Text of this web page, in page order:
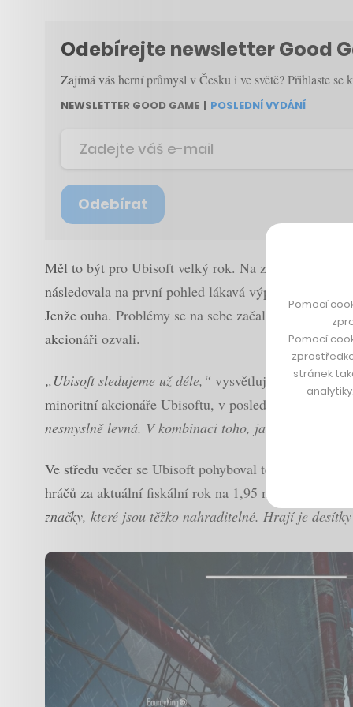
Odebírejte newsletter Good
Zajímá vás herní průmysl v Česku i ve světě? Přihlaste se
NEWSLETTER GOOD GAME | POSLEDNÍ VYDÁNÍ
Odebírat
Měl to být pro Ubisoft velký rok. Na začátku jedno
následovala na první pohled lákavá výprava mezi
Jenže ouha. Problémy se na sebe začaly kupit,
akcionáři ozvali.
„Ubisoft sledujeme už déle,“ vysvětluje pro
minoritní akcionáře Ubisoftu, v posledních dnech
nesmyslně levná. V kombinaci toho, jaké má hry,
Ve středu večer se Ubisoft pohyboval těsně nad 10
hráčů za aktuální fiskální rok na 1,95 miliardy eur
značky, které jsou těžko nahraditelné. Hrají je
Pomocí
Pomocí
stránek